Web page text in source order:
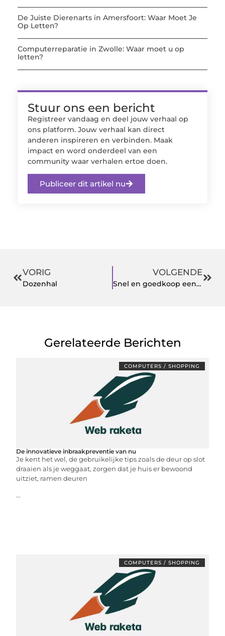
De Juiste Dierenarts in Amersfoort: Waar Moet Je
Op Letten?
Computerreparatie in Zwolle: Waar moet u op
letten?
Stuur ons een bericht
Registreer vandaag en deel jouw verhaal op
ons platform. Jouw verhaal kan direct
anderen inspireren en verbinden. Maak
impact en word onderdeel van een
community waar verhalen ertoe doen.
Publiceer dit artikel nu
VORIG
Dozenhal
VOLGENDE
Snel en goedkoop een Xbox Live Gold abonnement kopen
Gerelateerde Berichten
COMPUTERS / SHOPPING
De innovatieve inbraakpreventie van nu
Je kent het wel, de gebruikelijke tips zoals de deur op slot
draaien als je weggaat, zorgen dat je huis er bewoond
uitziet, ramen deuren
...
COMPUTERS / SHOPPING